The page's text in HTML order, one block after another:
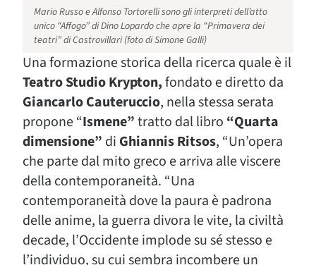
Mario Russo e Alfonso Tortorelli sono gli interpreti dell’atto
unico “Affogo” di Dino Lopardo che apre la “Primavera dei
teatri” di Castrovillari (foto di Simone Galli)
Una formazione storica della ricerca quale è il
Teatro Studio Krypton,fondato e diretto da
Giancarlo Cauteruccio, nella stessa serata
propone “Ismene”tratto dal libro “Quarta
dimensione” di Ghiannis Ritsos, “Un’opera
che parte dal mito greco e arriva alle viscere
della contemporaneità. “Una
contemporaneità dove la paura è padrona
delle anime, la guerra divora le vite, la civiltà
decade, l’Occidente implode su sé stesso e
l’individuo, su cui sembra incombere un